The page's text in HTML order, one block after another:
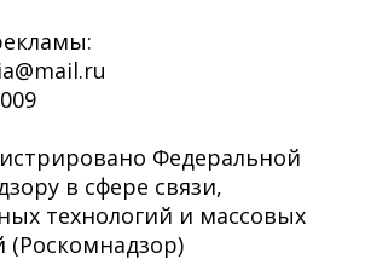
Федеральной
в сфере связи,
технологий и массовых